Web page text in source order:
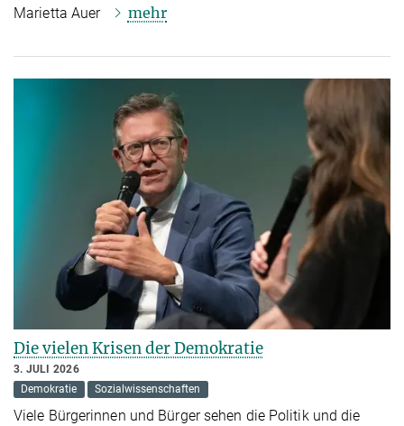
Marietta Auer
mehr
Die vielen Krisen der Demokratie
3. JULI 2026
Demokratie
Sozialwissenschaften
Viele Bürgerinnen und Bürger sehen die Politik und die